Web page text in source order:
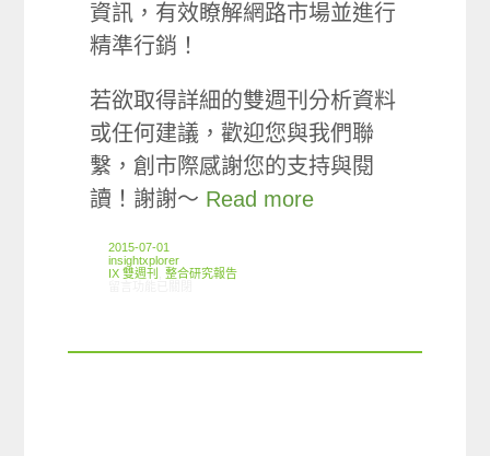
資訊，有效瞭解網路市場並進行
精準行銷！
若欲取得詳細的雙週刊分析資料
或任何建議，歡迎您與我們聯
繫，創市際感謝您的支持與閱
讀！謝謝～ Read more
2015-07-01
insightxplorer
IX 雙週刊
,整合研究報告